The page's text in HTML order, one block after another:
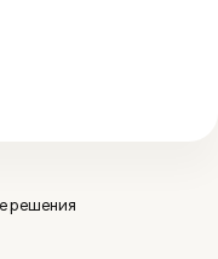
решения